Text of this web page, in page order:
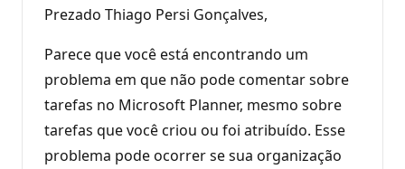
Prezado Thiago Persi Gonçalves,
Parece que você está encontrando um
problema em que não pode comentar sobre
tarefas no Microsoft Planner, mesmo sobre
tarefas que você criou ou foi atribuído. Esse
problema pode ocorrer se sua organização